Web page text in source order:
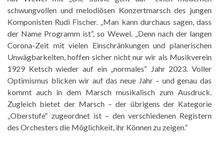
schwungvollen und melodiösen Konzertmarsch des jungen
Komponisten Rudi Fischer. „Man kann durchaus sagen, dass
der Name Programm ist“, so Wewel. „Denn nach der langen
Corona-Zeit mit vielen Einschränkungen und planerischen
Unwägbarkeiten, hoffen sicher nicht nur wir als Musikverein
1929 Ketsch wieder auf ein „normales“ Jahr 2023. Voller
Optimismus blicken wir auf das neue Jahr – und genau das
kommt auch in dem Marsch musikalisch zum Ausdruck.
Zugleich bietet der Marsch – der übrigens der Kategorie
„Oberstufe“ zugeordnet ist – den verschiedenen Registern
des Orchesters die Möglichkeit, ihr Können zu zeigen.“